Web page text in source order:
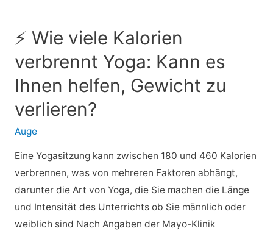
und
Prognose
der
Gebisszunge
⚡ Wie viele Kalorien
verbrennt Yoga: Kann es
Ihnen helfen, Gewicht zu
verlieren?
Auge
Eine Yogasitzung kann zwischen 180 und 460 Kalorien
verbrennen, was von mehreren Faktoren abhängt,
darunter die Art von Yoga, die Sie machen die Länge
und Intensität des Unterrichts ob Sie männlich oder
weiblich sind Nach Angaben der Mayo-Klinik